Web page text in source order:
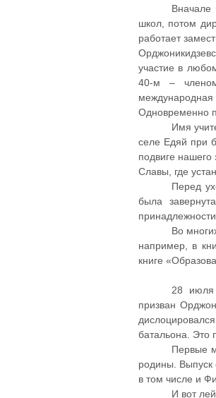
Вначале
школ, потом
работает
участие в
40-м –
международная
Одновременно
Имя
селе Едяй при
подвиге
Славы, где
Перед
была
Во
например, в
книге
28 июля
призван
батальона. Это
Первые
родины. Выпуск
в том числе и
И вот